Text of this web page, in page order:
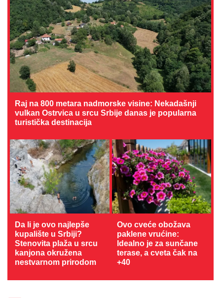
Raj na 800 metara nadmorske visine: Nekadašnji
vulkan Ostrvica u srcu Srbije danas je popularna
turistička destinacija
Da li je ovo najlepše
kupalište u Srbiji?
Stenovita plaža u srcu
kanjona okružena
nestvarnom prirodom
Ovo cveće obožava
paklene vrućine:
Idealno je za sunčane
terase, a cveta čak na
+40